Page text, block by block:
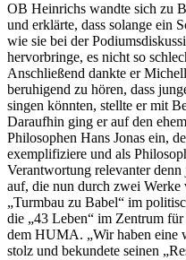
OB Heinrichs wandte sich zu
und erklärte, dass solange ein
wie sie bei der
hervorbringe, es nicht so
Anschließend dankte er
beruhigend zu hören, dass
singen könnten, stellte er mit
Daraufhin ging er auf den
Philosophen Hans Jonas ein,
exemplifiziere und als
Verantwortung relevanter
auf, die nun durch zwei
„Turmbau zu Babel“ im
die „43 Leben“ im Zentrum
dem HUMA. „Wir haben eine
stolz und bekundete seinen